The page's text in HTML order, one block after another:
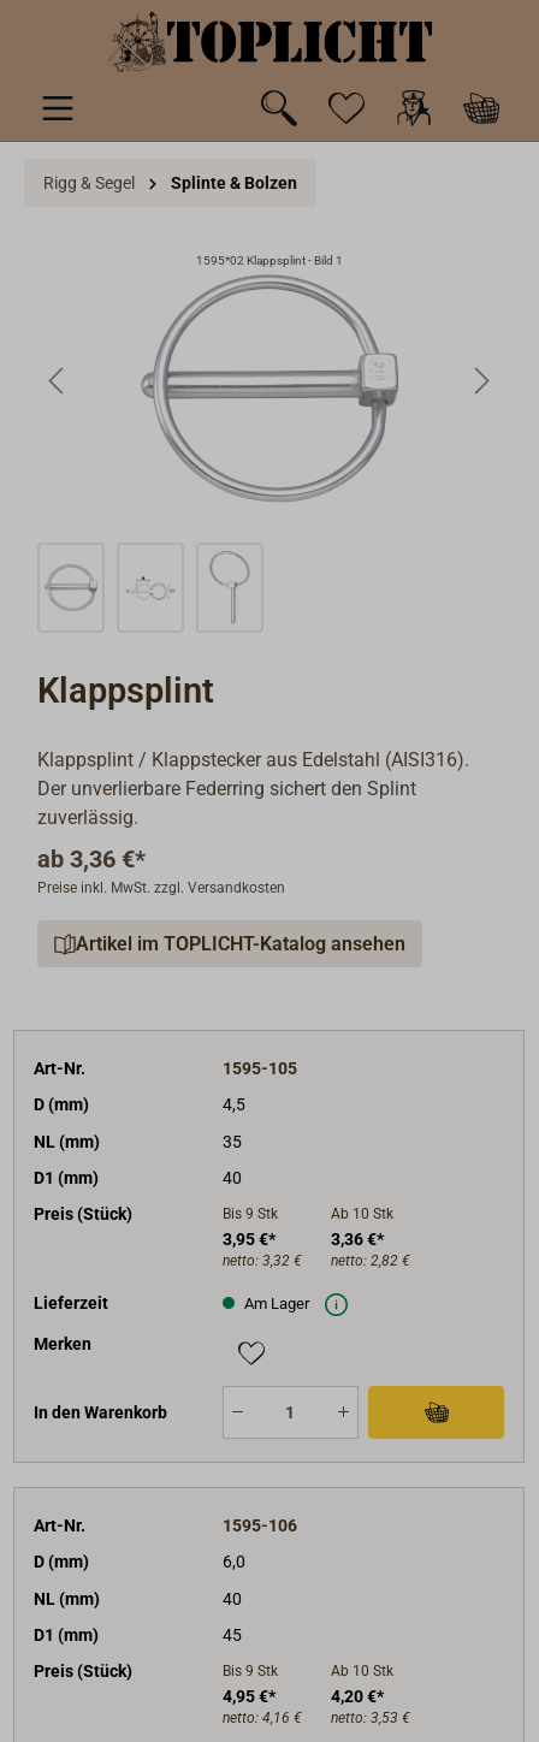
springen
Rigg & Segel Splinte & Bolzen
1595*02 Klappsplint - Bild 1
Klappsplint
Klappsplint / Klappstecker aus Edelstahl (AISI316).
Der unverlierbare Federring sichert den Splint
zuverlässig.
ab 3,36 €*
Preise inkl. MwSt. zzgl. Versandkosten
Artikel im TOPLICHT-Katalog ansehen
Art-Nr.
1595-105
D (mm)
4,5
NL (mm)
35
D1 (mm)
40
Preis (Stück)
Bis 9 Stk
3,95 €*
netto: 3,32 €
Ab 10 Stk
3,36 €*
netto: 2,82 €
Lieferzeit Am Lager
Merken
In den Warenkorb
Art-Nr.
1595-106
D (mm)
6,0
NL (mm)
40
D1 (mm)
45
Preis (Stück)
Bis 9 Stk
4,95 €*
netto: 4,16 €
Ab 10 Stk
4,20 €*
netto: 3,53 €